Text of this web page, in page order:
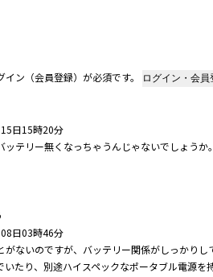
ン（会員登録）が必須です。
ログイン・会員
日15時20分
テリー無くなっちゃうんじゃないでしょうか
日03時46分
がないのですが、バッテリー関係がしっかり
いたり、別途ハイスペックなポータブル電源